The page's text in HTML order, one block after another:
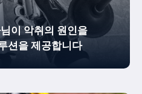
이 악취의 원인을
션을 제공합니다